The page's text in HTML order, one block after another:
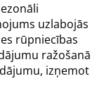
uzlabojās
rūpniecības
ražošanā
izņemot